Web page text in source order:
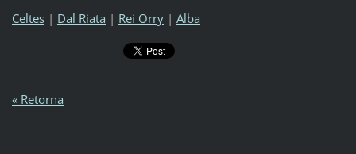
Celtes | Dal Riata | Rei Orry | Alba
« Retorna